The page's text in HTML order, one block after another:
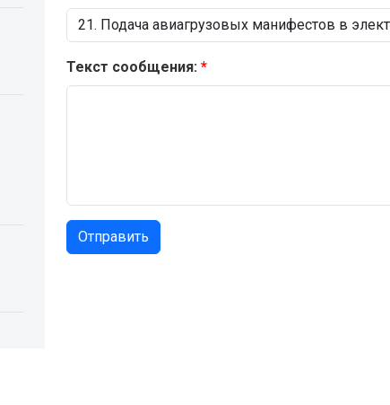
Текст сообщения: